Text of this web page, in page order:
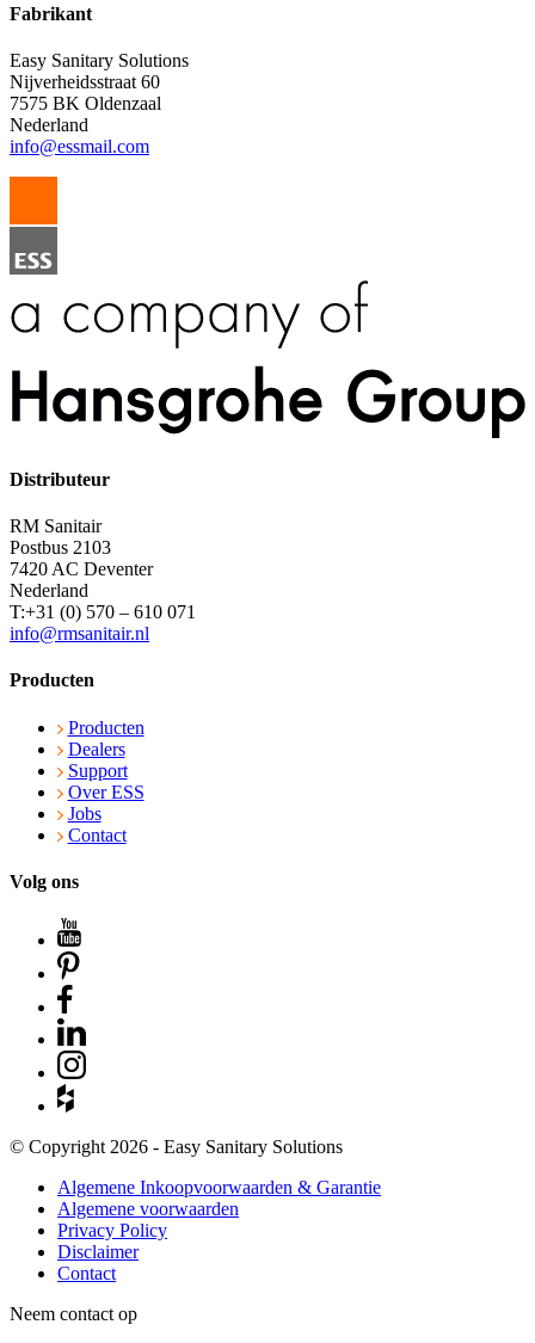
Fabrikant
Easy Sanitary Solutions
Nijverheidsstraat 60
7575 BK Oldenzaal
Nederland
info@essmail.com
Distributeur
RM Sanitair
Postbus 2103
7420 AC Deventer
Nederland
T:+31 (0) 570 – 610 071
info@rmsanitair.nl
Producten
Producten
Dealers
Support
Over ESS
Jobs
Contact
Volg ons
© Copyright 2026 - Easy Sanitary Solutions
Algemene Inkoopvoorwaarden & Garantie
Algemene voorwaarden
Privacy Policy
Disclaimer
Contact
Neem contact op